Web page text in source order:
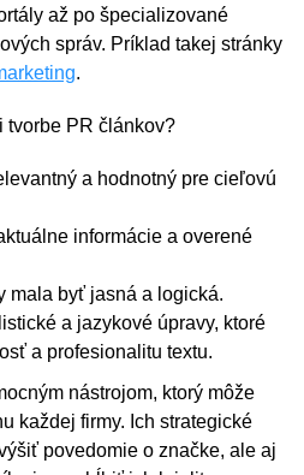
až po špecializované
správ. Príklad takej stránky
.
tvorbe PR článkov?
a hodnotný pre cieľovú
informácie a overené
mala byť jasná a logická.
a jazykové úpravy, ktoré
a profesionalitu textu.
nástrojom, ktorý môže
každej firmy. Ich strategické
povedomie o značke, ale aj